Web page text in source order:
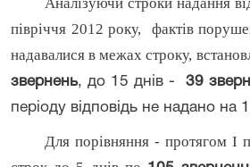
півріччя 2012 року, фактів
надавалися в межах строку,
звернень, до 15 днів - 39
періоду відповідь не надано на
Для порівняння - протягом І